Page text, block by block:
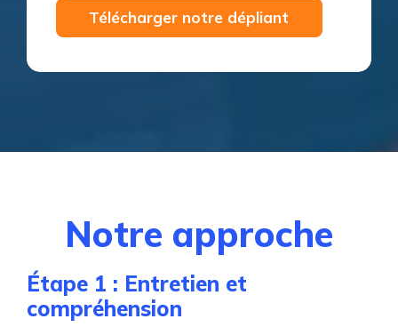
Télécharger notre dépliant
Notre approche
Étape 1 : Entretien et
compréhension